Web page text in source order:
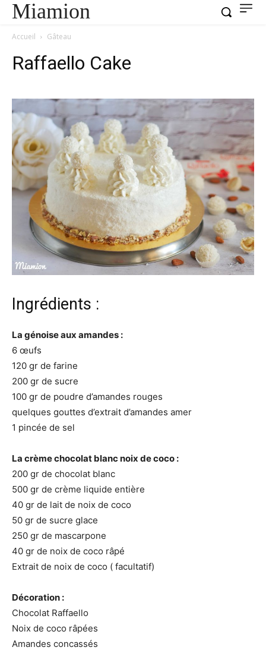
Miamion
Accueil Gâteau
Raffaello Cake
Ingrédients :
La génoise aux amandes :
6 œufs
120 gr de farine
200 gr de sucre
100 gr de poudre d’amandes rouges
quelques gouttes d’extrait d’amandes amer
1 pincée de sel
La crème chocolat blanc noix de coco :
200 gr de chocolat blanc
500 gr de crème liquide entière
40 gr de lait de noix de coco
50 gr de sucre glace
250 gr de mascarpone
40 gr de noix de coco râpé
Extrait de noix de coco ( facultatif)
Décoration :
Chocolat Raffaello
Noix de coco râpées
Amandes concassés